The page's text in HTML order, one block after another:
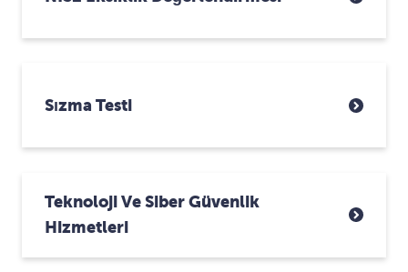
Sızma Testi
Teknoloji Ve Siber Güvenlik
Hizmetleri